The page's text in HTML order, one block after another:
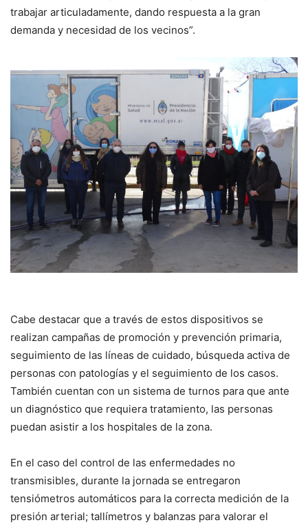
trabajar articuladamente, dando respuesta a la gran
demanda y necesidad de los vecinos”.
Cabe destacar que a través de estos dispositivos se
realizan campañas de promoción y prevención primaria,
seguimiento de las líneas de cuidado, búsqueda activa de
personas con patologías y el seguimiento de los casos.
También cuentan con un sistema de turnos para que ante
un diagnóstico que requiera tratamiento, las personas
puedan asistir a los hospitales de la zona.
En el caso del control de las enfermedades no
transmisibles, durante la jornada se entregaron
tensiómetros automáticos para la correcta medición de la
presión arterial; tallímetros y balanzas para valorar el